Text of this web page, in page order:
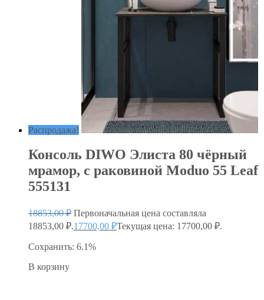
Распродажа!
Консоль DIWO Элиста 80 чёрный
мрамор, с раковиной Moduo 55 Leaf
555131
18853,00₽ Первоначальная цена составляла
18853,00 ₽.17700,00 ₽Текущая цена: 17700,00 ₽.
Сохранить: 6.1%
В корзину